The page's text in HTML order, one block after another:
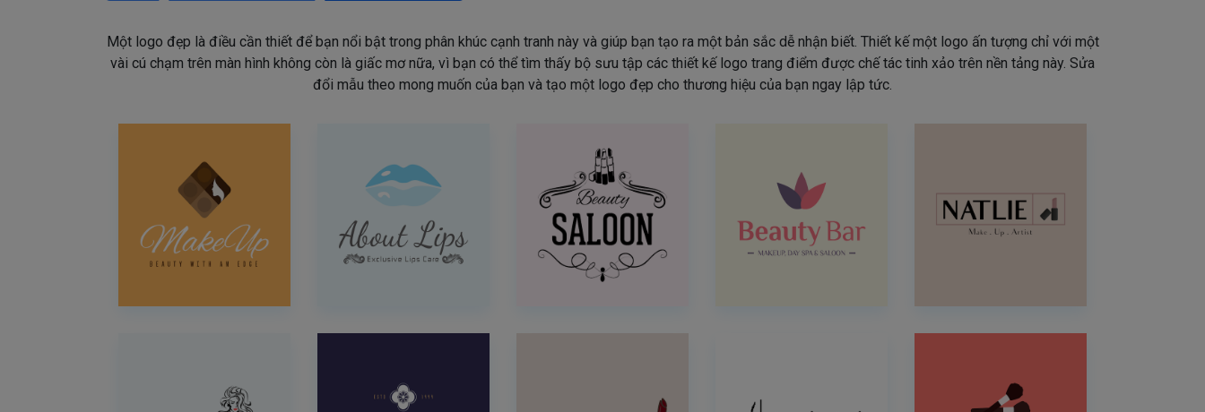
Một logo đẹp là điều cần thiết để bạn nổi bật trong phân khúc cạnh tranh này và giúp bạn tạo ra một bản sắc dễ nhận biết. Thiết kế một logo ấn tượng chỉ với một
vài cú chạm trên màn hình không còn là giấc mơ nữa, vì bạn có thể tìm thấy bộ sưu tập các thiết kế logo trang điểm được chế tác tinh xảo trên nền tảng này. Sửa
đổi mẫu theo mong muốn của bạn và tạo một logo đẹp cho thương hiệu của bạn ngay lập tức.